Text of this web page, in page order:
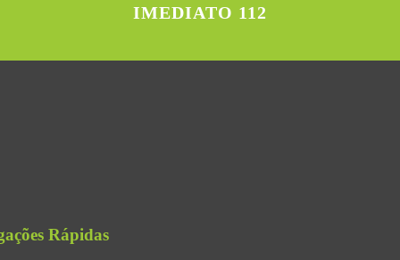
IMEDIATO 112
Rápidas